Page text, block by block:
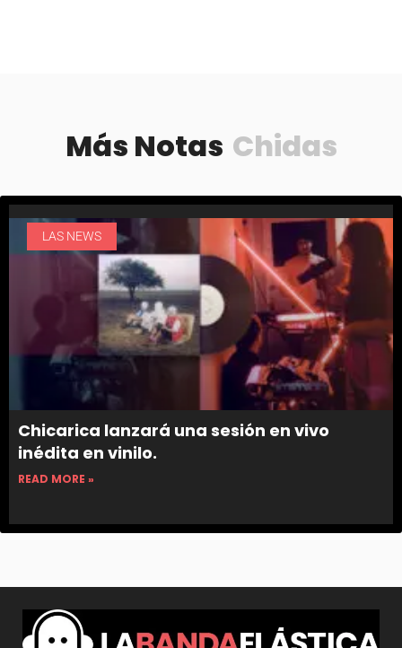
Más Notas Chidas
LAS NEWS
Chicarica lanzará una sesión en vivo
inédita en vinilo.
READ MORE »